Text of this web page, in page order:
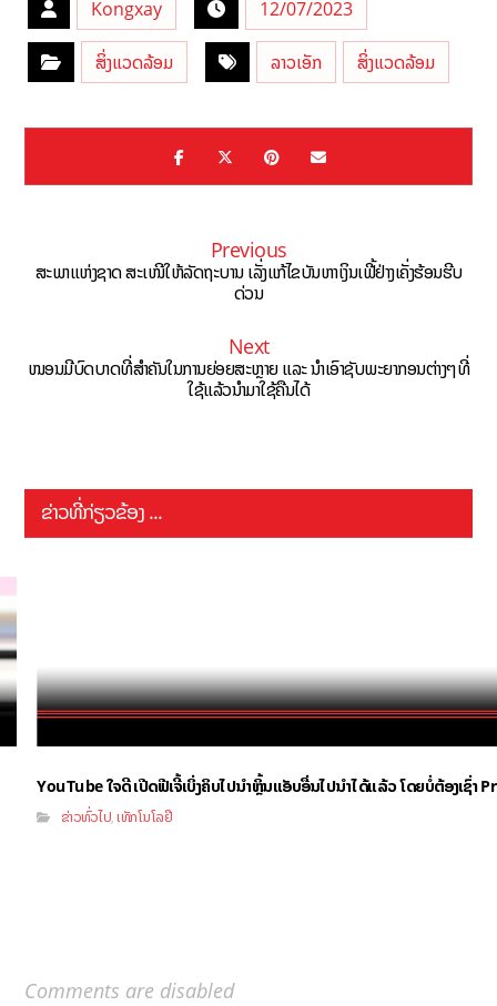
Kongxay 12/07/2023
ສິ່ງແວດລ້ອມ ລາວເອັກ ສິ່ງແວດລ້ອມ
Previous
ສະພາແຫ່ງຊາດ ສະເໜີໃຫ້ລັດຖະບານ ເລັ່ງແກ້ໄຂບັນຫາເງິນເຟີ້ຢ່າງເຄັ່ງຮ້ອນຮີບ
ດ່ວນ
Next
ໜອນມີບົດບາດທີ່ສຳຄັນໃນການຍ່ອຍສະຫຼາຍ ແລະ ນຳເອົາຊັບພະຍາກອນຕ່າງໆທີ່
ໃຊ້ແລ້ວນຳມາໃຊ້ຄືນໄດ້
ຂ່າວທີ່ກ່ຽວຂ້ອງ ...
YouTube ໃຈດີ ເປີດຟີເຈີ້ເບິ່ງຄິບໄປນຳຫຼິ້ນແອັບອື່ນໄປນຳໄດ້ແລ້ວ ໂດຍບໍ່ຕ້ອງເຊົ່າ
ຂ່າວທົ່ວໄປ,ເທັກໂນໂລຢີ
Comments are disabled